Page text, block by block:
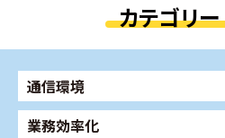
カテゴリ
通信環境
業務効率化